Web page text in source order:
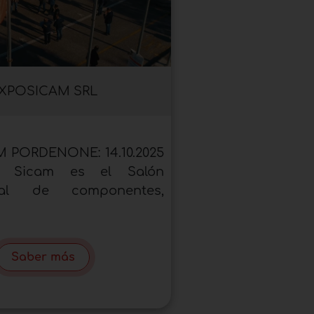
SRL
PORDENONE: 14.10.2025
Sicam es el Salón
de componentes,
Saber más